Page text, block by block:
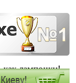
как лампочки!